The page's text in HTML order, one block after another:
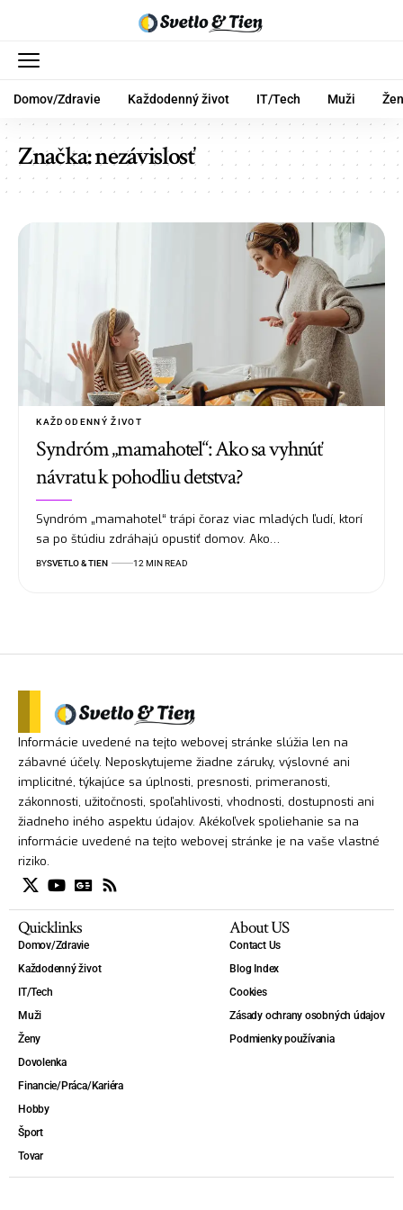
Domov/Zdravie Každodenný život IT/Tech Muži
Značka:nezávislosť
KAŽDODENNÝ ŽIVOT
Syndróm „mamahotel“: Ako sa vyhnúť
návratu k pohodliu detstva?
Syndróm „mamahotel“ trápi čoraz viac mladých ľudí, ktorí
sa po štúdiu zdráhajú opustiť domov. Ako…
BYSVETLO & TIEN 12 MIN READ
Informácie uvedené na tejto webovej stránke slúžia len na
zábavné účely. Neposkytujeme žiadne záruky, výslovné ani
implicitné, týkajúce sa úplnosti, presnosti, primeranosti,
zákonnosti, užitočnosti, spoľahlivosti, vhodnosti, dostupnosti ani
žiadneho iného aspektu údajov. Akékoľvek spoliehanie sa na
informácie uvedené na tejto webovej stránke je na vaše vlastné
riziko.
Quicklinks
Domov/Zdravie
Každodenný život
IT/Tech
Muži
Ženy
Dovolenka
Financie/Práca/Kariéra
Hobby
Šport
Tovar
About US
Contact Us
Blog Index
Cookies
Zásady ochrany osobných údajov
Podmienky používania